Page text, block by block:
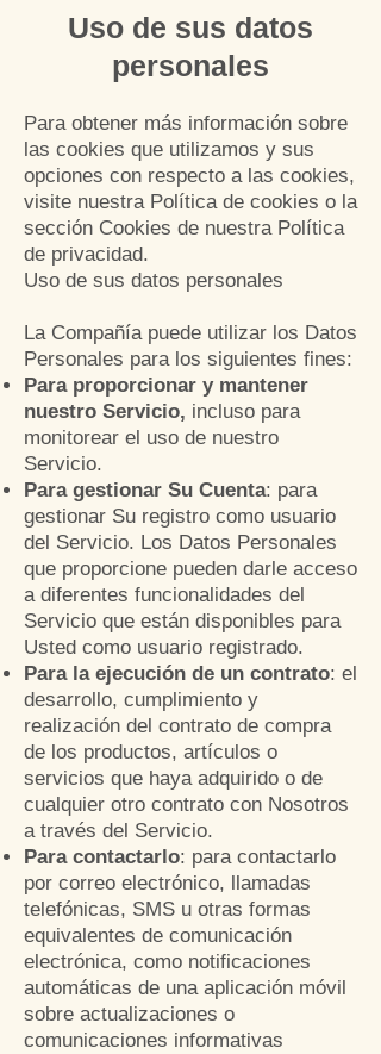
Uso de sus datos
personales
Para obtener más información sobre
las cookies que utilizamos y sus
opciones con respecto a las cookies,
visite nuestra Política de cookies o la
sección Cookies de nuestra Política
de privacidad.
Uso de sus datos personales
La Compañía puede utilizar los Datos
Personales para los siguientes fines:
Para proporcionar y mantener
nuestro Servicio, incluso para
monitorear el uso de nuestro
Servicio.
Para gestionar Su Cuenta: para
gestionar Su registro como usuario
del Servicio. Los Datos Personales
que proporcione pueden darle acceso
a diferentes funcionalidades del
Servicio que están disponibles para
Usted como usuario registrado.
Para la ejecución de un contrato: el
desarrollo, cumplimiento y
realización del contrato de compra
de los productos, artículos o
servicios que haya adquirido o de
cualquier otro contrato con Nosotros
a través del Servicio.
Para contactarlo: para contactarlo
por correo electrónico, llamadas
telefónicas, SMS u otras formas
equivalentes de comunicación
electrónica, como notificaciones
automáticas de una aplicación móvil
sobre actualizaciones o
comunicaciones informativas